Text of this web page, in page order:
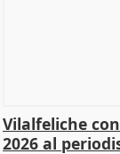
Vilalfeliche
2026 al